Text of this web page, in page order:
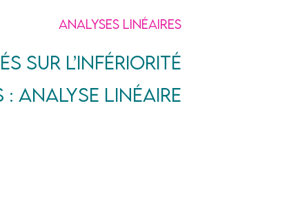
Analyses linéaires
sur l’infériorité
: analyse linéaire